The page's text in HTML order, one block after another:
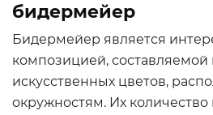
бидермейер
Бидермейер является
композицией, составляемой
искусственных цветов,
окружностям. Их